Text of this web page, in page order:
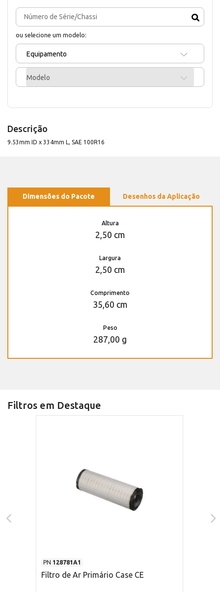
ou selecione um modelo:
Equipamento
Modelo
Descrição
9.53mm ID x 334mm L, SAE 100R16
Dimensões do Pacote Desenhos da Aplicação
Altura
2,50 cm
Largura
2,50 cm
Comprimento
35,60 cm
Peso
287,00 g
Filtros em Destaque
PN 128781A1
Filtro de Ar Primário Case CE